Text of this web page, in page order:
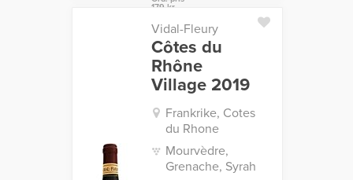
179 kr
Vidal-Fleury
Côtes du
Rhône
Village 2019
Frankrike, Cotes
du Rhone
Mourvèdre,
Grenache, Syrah